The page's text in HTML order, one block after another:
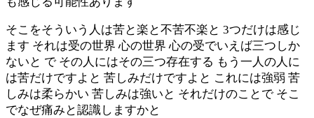
そこをそういう人は苦と楽と不苦不楽と 3つだけは感じ
ます それは受の世界 心の世界 心の受でいえば三つしか
ないと で その人にはその三つ存在する もう一人の人に
は苦だけですよと 苦しみだけですよと これには強弱 苦
しみは柔らかい 苦しみは強いと それだけのことで そこ
でなぜ痛みと認識しますかと